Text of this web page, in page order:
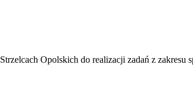
Opolskich do realizacji zadań z zakresu